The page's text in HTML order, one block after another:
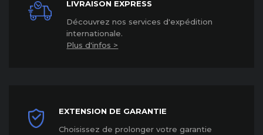
LIVRAISON EXPRESS
Découvrez nos services d'expédition
internationale.
Plus d'infos >
EXTENSION DE GARANTIE
Choisissez de prolonger votre garantie